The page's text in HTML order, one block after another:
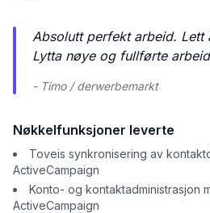
Absolutt perfekt arbeid. Lett
Lytta nøye og fullførte
- Timo / derwerbemarkt
Nøkkelfunksjoner leverte
Toveis synkronisering av
ActiveCampaign
Konto- og kontaktadministrasjon
ActiveCampaign